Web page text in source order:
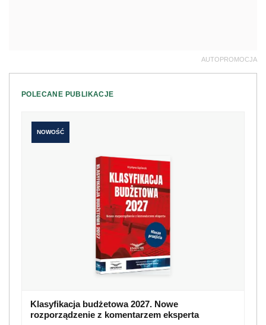
AUTOPROMOCJA
POLECANE PUBLIKACJE
NOWOŚĆ
Klasyfikacja budżetowa 2027. Nowe
rozporządzenie z komentarzem eksperta